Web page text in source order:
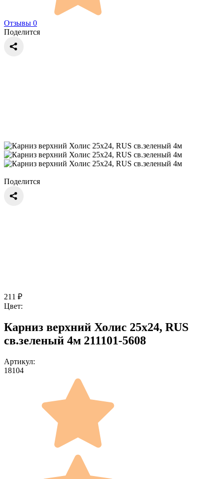
Отзывы 0
Поделится
Поделится
211 ₽
Цвет:
Карниз верхний Холис 25х24, RUS
св.зеленый 4м 211101-5608
Артикул:
18104